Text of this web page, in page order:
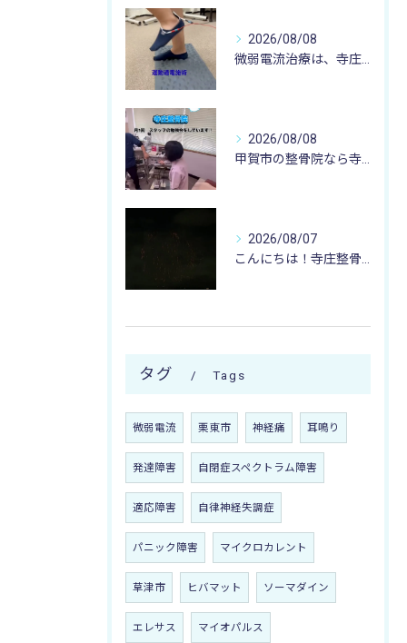
2026/08/08
2026/08/08
2026/08/07
タグ Tags
微弱電流 栗東市 神経痛 耳鳴り
発達障害 自閉症スペクトラム障害
適応障害 自律神経失調症
パニック障害 マイクロカレント
草津市 ヒバマット ソーマダイン
エレサス マイオパルス